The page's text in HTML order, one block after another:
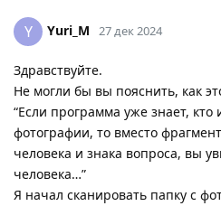
Y Yuri_M 27 дек 2024
Здравствуйте.
Не могли бы вы пояснить, как
“Если программа уже знает,
фотографии, то вместо
человека и знака вопроса, вы
человека…”
Я начал сканировать папку с